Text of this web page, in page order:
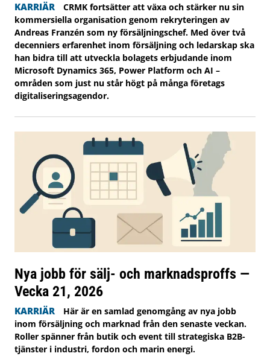
KARRIÄR
CRMK fortsätter att växa och stärker nu sin
kommersiella organisation genom rekryteringen av
Andreas Franzén som ny försäljningschef. Med över två
decenniers erfarenhet inom försäljning och ledarskap ska
han bidra till att utveckla bolagets erbjudande inom
Microsoft Dynamics 365, Power Platform och AI –
områden som just nu står högt på många företags
digitaliseringsagendor.
Nya jobb för sälj- och marknadsproffs —
Vecka 21, 2026
KARRIÄR
Här är en samlad genomgång av nya jobb
inom försäljning och marknad från den senaste veckan.
Roller spänner från butik och event till strategiska B2B-
tjänster i industri, fordon och marin energi.